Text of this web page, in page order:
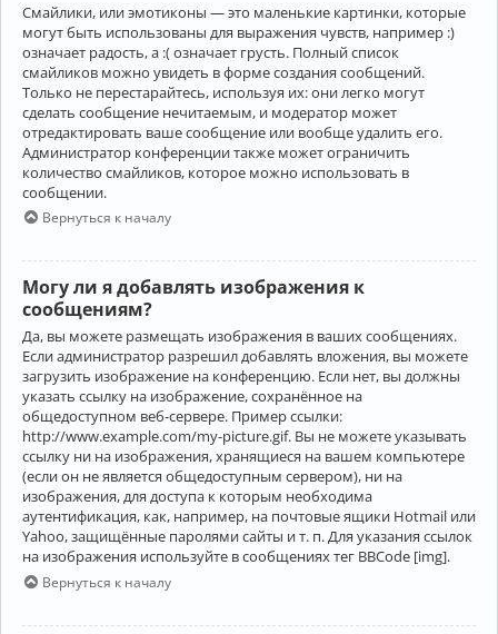
Смайлики, или эмотиконы — это маленькие картинки, которые
могут быть использованы для выражения чувств, например :)
означает радость, а :( означает грусть. Полный список
смайликов можно увидеть в форме создания сообщений.
Только не перестарайтесь, используя их: они легко могут
сделать сообщение нечитаемым, и модератор может
отредактировать ваше сообщение или вообще удалить его.
Администратор конференции также может ограничить
количество смайликов, которое можно использовать в
сообщении.
Вернуться к началу
Могу ли я добавлять изображения к
сообщениям?
Да, вы можете размещать изображения в ваших сообщениях.
Если администратор разрешил добавлять вложения, вы можете
загрузить изображение на конференцию. Если нет, вы должны
указать ссылку на изображение, сохранённое на
общедоступном веб-сервере. Пример ссылки:
http://www.example.com/my-picture.gif. Вы не можете указывать
ссылку ни на изображения, хранящиеся на вашем компьютере
(если он не является общедоступным сервером), ни на
изображения, для доступа к которым необходима
аутентификация, как, например, на почтовые ящики Hotmail или
Yahoo, защищённые паролями сайты и т. п. Для указания ссылок
на изображения используйте в сообщениях тег BBCode [img].
Вернуться к началу